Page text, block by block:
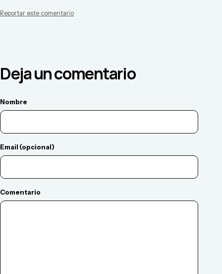
Reportar este comentario
Deja un comentario
Nombre
Email (opcional)
Comentario